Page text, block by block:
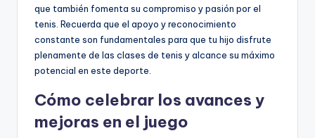
que también fomenta su compromiso y pasión por el
tenis. Recuerda que el apoyo y reconocimiento
constante son fundamentales para que tu hijo disfrute
plenamente de las clases de tenis y alcance su máximo
potencial en este deporte.
Cómo celebrar los avances y
mejoras en el juego